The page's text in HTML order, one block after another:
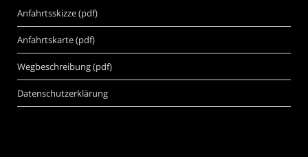
Anfahrtsskizze (pdf)
Anfahrtskarte (pdf)
Wegbeschreibung (pdf)
Datenschutzerklärung